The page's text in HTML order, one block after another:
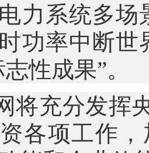
力系统多场
功率中断世
性成果”。
将充分发挥
各项工作